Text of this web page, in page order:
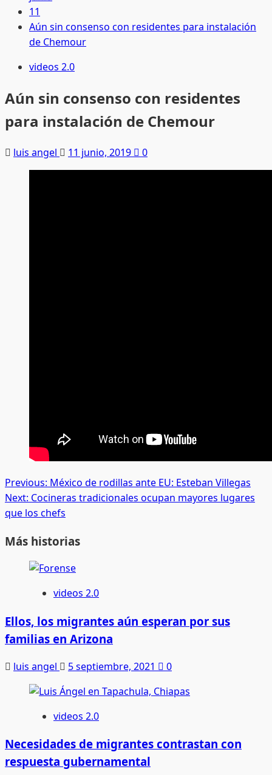
11
Aún sin consenso con residentes para instalación
de Chemour
videos 2.0
Aún sin consenso con residentes
para instalación de Chemour
luis angel 11 junio, 2019 0
Post
navigation
Previous: México de rodillas ante EU: Esteban Villegas
Next: Cocineras tradicionales ocupan mayores lugares
que los chefs
Más historias
videos 2.0
Ellos, los migrantes aún esperan por sus
familias en Arizona
luis angel 5 septiembre, 2021 0
videos 2.0
Necesidades de migrantes contrastan con
respuesta gubernamental